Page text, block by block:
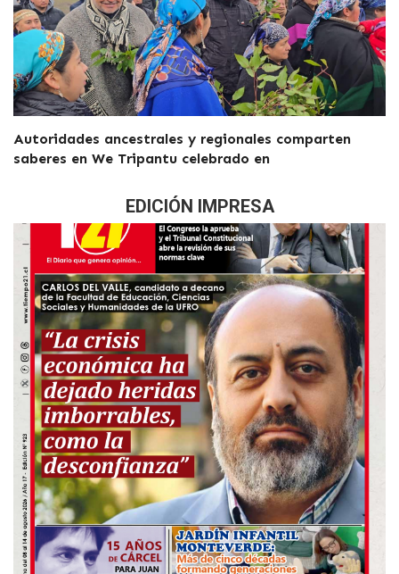
Autoridades ancestrales y regionales comparten
saberes en We Tripantu celebrado en
EDICIÓN IMPRESA